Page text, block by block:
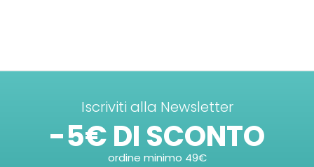
Iscriviti alla Newsletter
-5€ DI SCONTO
ordine minimo 49€